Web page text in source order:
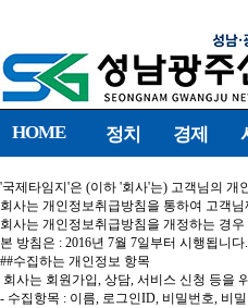
HOME 정치 경제
'국제타임지'은 (이하 '회사'는) 고객님의
회사는 개인정보취급방침을 통하여 고객
회사는 개인정보취급방침을 개정하는 경
본 방침은 : 2016년 7월 7일부터 시행됩니다.
##수집하는 개인정보 항목
회사는 회원가입, 상담, 서비스 신청 등을
- 수집항목 : 이름, 로그인ID, 비밀번호, 비